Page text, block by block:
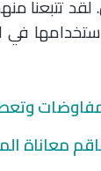
لقد تتبعنا
معاناة